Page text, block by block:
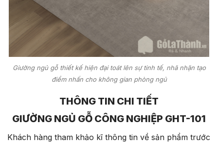
Giường ngủ gỗ thiết kế hiện đại toát lên sự tinh tế, nhã nhặn tạo
điểm nhấn cho không gian phòng ngủ
THÔNG TIN CHI TIẾT
GIƯỜNG NGỦ GỖ CÔNG NGHIỆP GHT-101
Khách hàng tham khảo kĩ thông tin về sản phẩm trước